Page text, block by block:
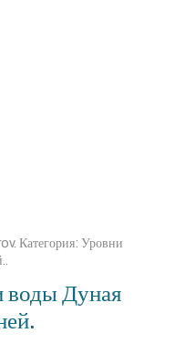
. Категория: Уровни
.
воды Дуная